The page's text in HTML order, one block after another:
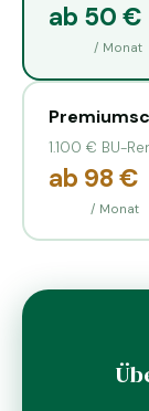
ab 50 €
/ Monat
1.100 € BU-
ab 98 €
/ Monat